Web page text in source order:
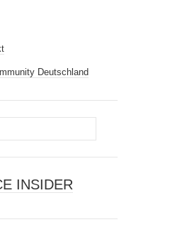
Deutschland
INSIDER